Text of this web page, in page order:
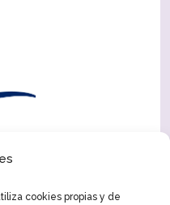
cookies propias y de